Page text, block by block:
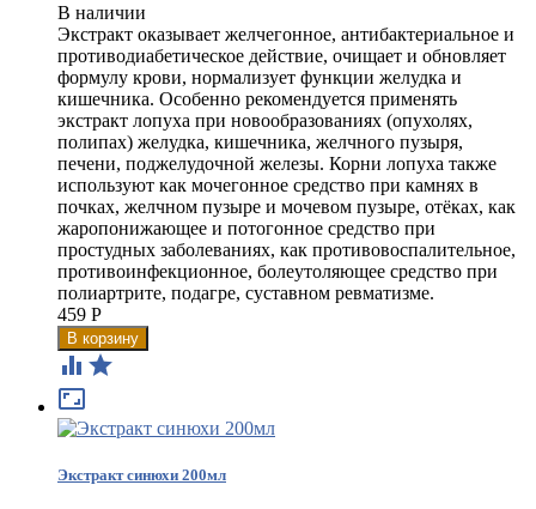
В наличии
Экстракт оказывает желчегонное, антибактериальное и
противодиабетическое действие, очищает и обновляет
формулу крови, нормализует функции желудка и
кишечника. Особенно рекомендуется применять
экстракт лопуха при новообразованиях (опухолях,
полипах) желудка, кишечника, желчного пузыря,
печени, поджелудочной железы. Корни лопуха также
используют как мочегонное средство при камнях в
почках, желчном пузыре и мочевом пузыре, отёках, как
жаропонижающее и потогонное средство при
простудных заболеваниях, как противовоспалительное,
противоинфекционное, болеутоляющее средство при
полиартрите, подагре, суставном ревматизме.
459 Р
 

Экстракт синюхи 200мл